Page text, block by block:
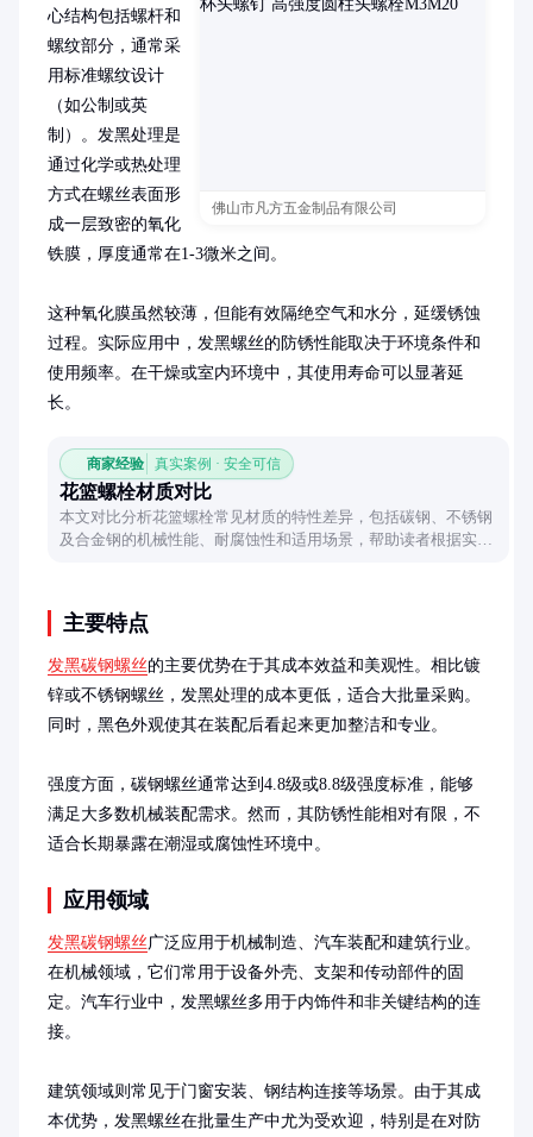
佛山市凡方五金制品有限公司
心结构包括螺杆和
螺纹部分，通常采
用标准螺纹设计
（如公制或英
制）。发黑处理是
通过化学或热处理
方式在螺丝表面形
成一层致密的氧化
铁膜，厚度通常在1-3微米之间。
这种氧化膜虽然较薄，但能有效隔绝空气和水分，延缓锈蚀
过程。实际应用中，发黑螺丝的防锈性能取决于环境条件和
使用频率。在干燥或室内环境中，其使用寿命可以显著延
长。
商家经验 真实案例 · 安全可信
花篮螺栓材质对比
本文对比分析花篮螺栓常见材质的特性差异，包括碳钢、不锈钢
及合金钢的机械性能、耐腐蚀性和适用场景，帮助读者根据实际
主要特点
发黑碳钢螺丝的主要优势在于其成本效益和美观性。相比镀
锌或不锈钢螺丝，发黑处理的成本更低，适合大批量采购。
同时，黑色外观使其在装配后看起来更加整洁和专业。
强度方面，碳钢螺丝通常达到4.8级或8.8级强度标准，能够
满足大多数机械装配需求。然而，其防锈性能相对有限，不
适合长期暴露在潮湿或腐蚀性环境中。
应用领域
发黑碳钢螺丝广泛应用于机械制造、汽车装配和建筑行业。
在机械领域，它们常用于设备外壳、支架和传动部件的固
定。汽车行业中，发黑螺丝多用于内饰件和非关键结构的连
接。
建筑领域则常见于门窗安装、钢结构连接等场景。由于其成
本优势，发黑螺丝在批量生产中尤为受欢迎，特别是在对防